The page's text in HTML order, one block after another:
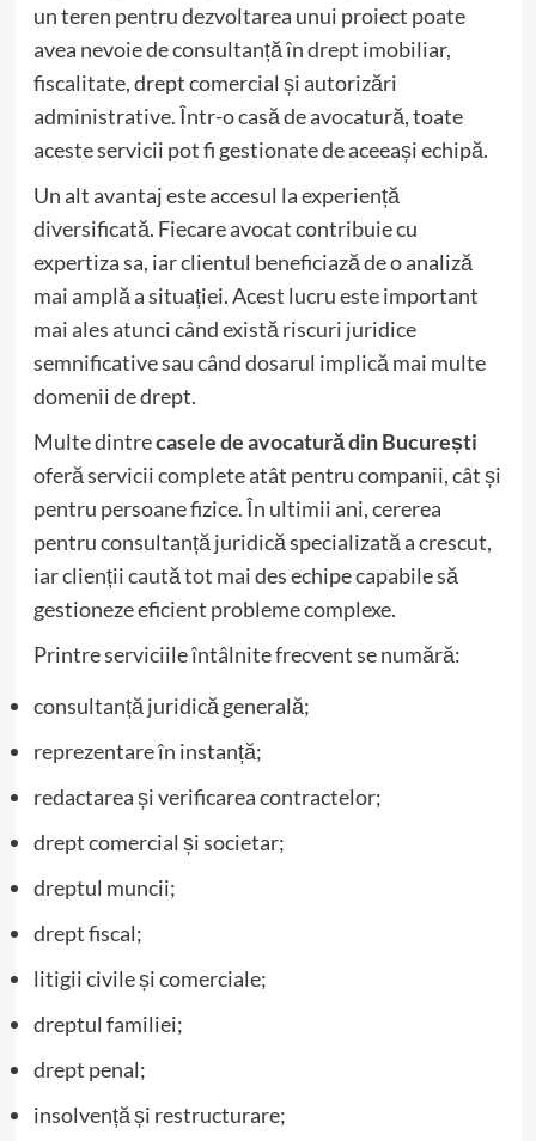
un teren pentru dezvoltarea unui proiect poate
avea nevoie de consultanță în drept imobiliar,
fiscalitate, drept comercial și autorizări
administrative. Într-o casă de avocatură, toate
aceste servicii pot fi gestionate de aceeași echipă.
Un alt avantaj este accesul la experiență
diversificată. Fiecare avocat contribuie cu
expertiza sa, iar clientul beneficiază de o analiză
mai amplă a situației. Acest lucru este important
mai ales atunci când există riscuri juridice
semnificative sau când dosarul implică mai multe
domenii de drept.
Multe dintrecasele de avocatură din București
oferă servicii complete atât pentru companii, cât și
pentru persoane fizice. În ultimii ani, cererea
pentru consultanță juridică specializată a crescut,
iar clienții caută tot mai des echipe capabile să
gestioneze eficient probleme complexe.
Printre serviciile întâlnite frecvent se numără:
consultanță juridică generală;
reprezentare în instanță;
redactarea și verificarea contractelor;
drept comercial și societar;
dreptul muncii;
drept fiscal;
litigii civile și comerciale;
dreptul familiei;
drept penal;
insolvență și restructurare;